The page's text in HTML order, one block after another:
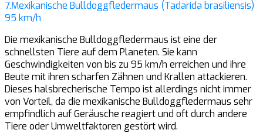
7.Mexikanische Bulldoggfledermaus (Tadarida brasiliensis)
95 km/h
Die mexikanische Bulldoggfledermaus ist eine der
schnellsten Tiere auf dem Planeten. Sie kann
Geschwindigkeiten von bis zu 95 km/h erreichen und ihre
Beute mit ihren scharfen Zähnen und Krallen attackieren.
Dieses halsbrecherische Tempo ist allerdings nicht immer
von Vorteil, da die mexikanische Bulldoggfledermaus sehr
empfindlich auf Geräusche reagiert und oft durch andere
Tiere oder Umweltfaktoren gestört wird.